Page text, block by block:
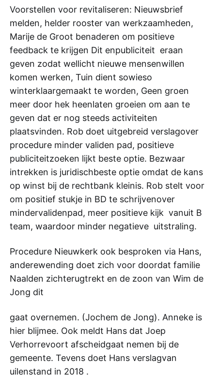
Voorstellen voor revitaliseren: Nieuwsbrief
melden, helder rooster van werkzaamheden,
Marije de Groot benaderen om positieve
feedback te krijgen Dit enpubliciteit eraan
geven zodat wellicht nieuwe mensenwillen
komen werken, Tuin dient sowieso
winterklaargemaakt te worden, Geen groen
meer door hek heenlaten groeien om aan te
geven dat er nog steeds activiteiten
plaatsvinden. Rob doet uitgebreid verslagover
procedure minder validen pad, positieve
publiciteitzoeken lijkt beste optie. Bezwaar
intrekken is juridischbeste optie omdat de kans
op winst bij de rechtbank kleinis. Rob stelt voor
om positief stukje in BD te schrijvenover
mindervalidenpad, meer positieve kijk vanuit B
team, waardoor minder negatieve uitstraling.
Procedure Nieuwkerk ook besproken via Hans,
anderewending doet zich voor doordat familie
Naalden zichterugtrekt en de zoon van Wim de
Jong dit
gaat overnemen. (Jochem de Jong). Anneke is
hier blijmee. Ook meldt Hans dat Joep
Verhorrevoort afscheidgaat nemen bij de
gemeente. Tevens doet Hans verslagvan
uilenstand in 2018 .